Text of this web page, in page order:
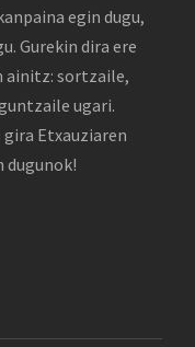
egin dugu,
Gurekin dira ere
ainitz: sortzaile,
ugari.
Etxauziaren
dugunok!